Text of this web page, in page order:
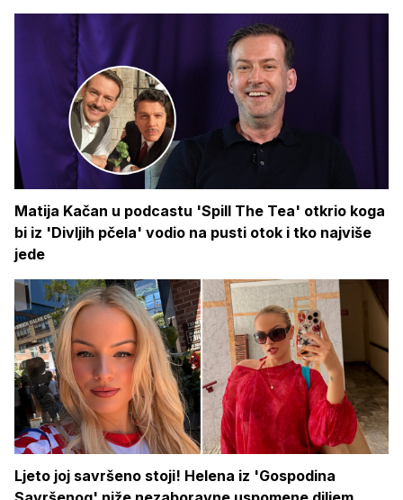
Matija Kačan u podcastu 'Spill The Tea' otkrio koga
bi iz 'Divljih pčela' vodio na pusti otok i tko najviše
jede
Ljeto joj savršeno stoji! Helena iz 'Gospodina